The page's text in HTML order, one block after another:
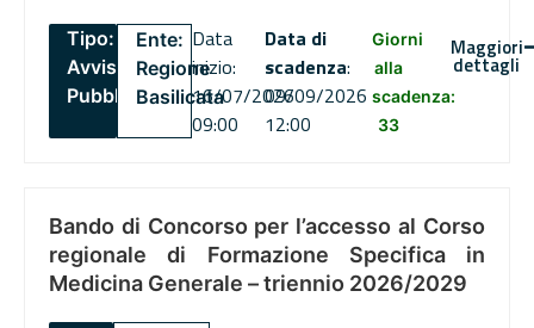
Tipo:
Avviso
Pubblico
Ente:
Regione
Basilicata
Data
inizio:
16/07/2026
09:00
Data di
scadenza:
09/09/2026
12:00
Giorni
alla
scadenza:
33
Maggiori
dettagli
Bando di Concorso per l’accesso al Corso
regionale di Formazione Specifica in
Medicina Generale – triennio 2026/2029